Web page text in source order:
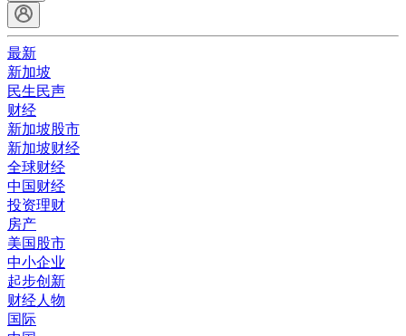
最新
新加坡
民生民声
财经
新加坡股市
新加坡财经
全球财经
中国财经
投资理财
房产
美国股市
中小企业
起步创新
财经人物
国际